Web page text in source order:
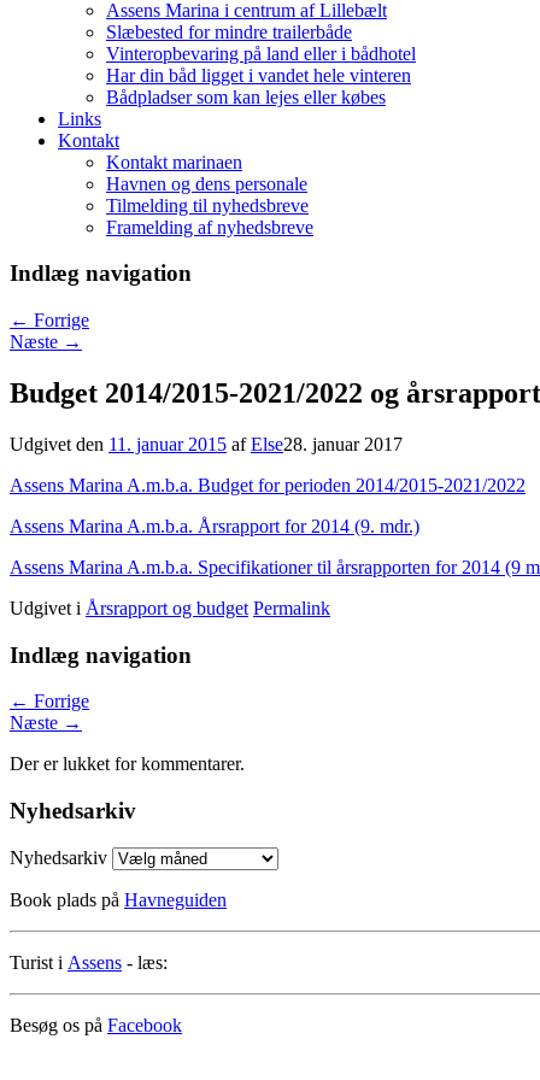
Assens Marina i centrum af Lillebælt
Slæbested for mindre trailerbåde
Vinteropbevaring på land eller i bådhotel
Har din båd ligget i vandet hele vinteren
Bådpladser som kan lejes eller købes
Links
Kontakt
Kontakt marinaen
Havnen og dens personale
Tilmelding til nyhedsbreve
Framelding af nyhedsbreve
Indlæg navigation
← Forrige
Næste →
Budget 2014/2015-2021/2022 og
Udgivet den 11. januar 2015 afElse28. januar 2017
Assens Marina A.m.b.a. Budget for perioden 2014/2015-2021/2022
Assens Marina A.m.b.a. Årsrapport for 2014 (9. mdr.)
Assens Marina A.m.b.a. Specifikationer til årsrapporten for 2014 (9
Udgivet i Årsrapport og budget Permalink
Indlæg navigation
← Forrige
Næste →
Der er lukket for kommentarer.
Nyhedsarkiv
Nyhedsarkiv
Book plads på Havneguiden
Turist i Assens - læs:
Besøg os på Facebook